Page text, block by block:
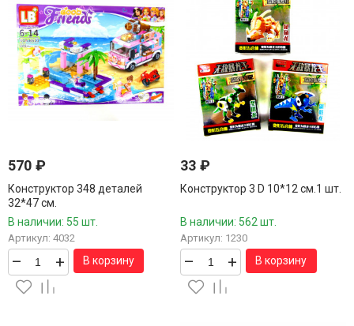
570 ₽
Конструктор 348 деталей
32*47 см.
В наличии: 55 шт.
Артикул: 4032
– + В корзину
33₽
Конструктор 3 D 10*12 см.1 шт.
В наличии: 562 шт.
Артикул: 1230
– + В корзину